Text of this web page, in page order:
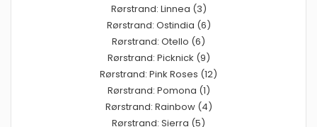
Rørstrand: Linnea (3)
Rørstrand: Ostindia (6)
Rørstrand: Otello (6)
Rørstrand: Picknick (9)
Rørstrand: Pink Roses (12)
Rørstrand: Pomona (1)
Rørstrand: Rainbow (4)
Rørstrand: Sierra (5)